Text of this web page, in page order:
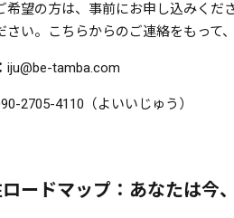
希望の方は、事前にお申し込み
さい。こちらからのご連絡をもって
iju@be-tamba.com
2705-4110（よいいじゅう）
ードマップ：あなたは今